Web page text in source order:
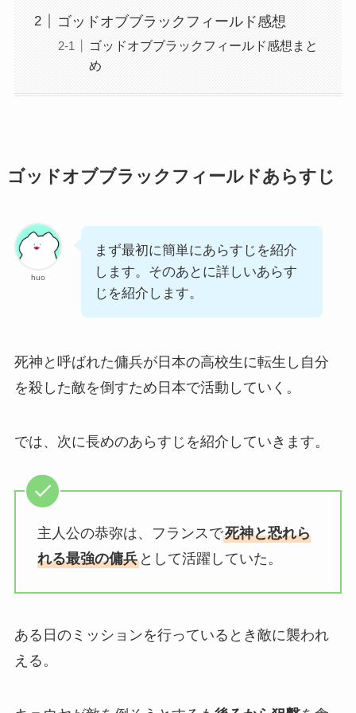
ゴッドオブブラックフィールド感想
ゴッドオブブラックフィールド感想まと
め
ゴッドオブブラックフィールドあらすじ
huo
まず最初に簡単にあらすじを紹介
します。そのあとに詳しいあらす
じを紹介します。
死神と呼ばれた傭兵が日本の高校生に転生し自分
を殺した敵を倒すため日本で活動していく。
では、次に長めのあらすじを紹介していきます。
主人公の恭弥は、フランスで死神と恐れら
れる最強の傭兵として活躍していた。
ある日のミッションを行っているとき敵に襲われ
える。